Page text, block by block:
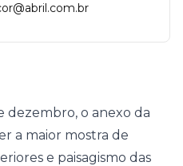
dezembro, o anexo da
a maior mostra de
e paisagismo das